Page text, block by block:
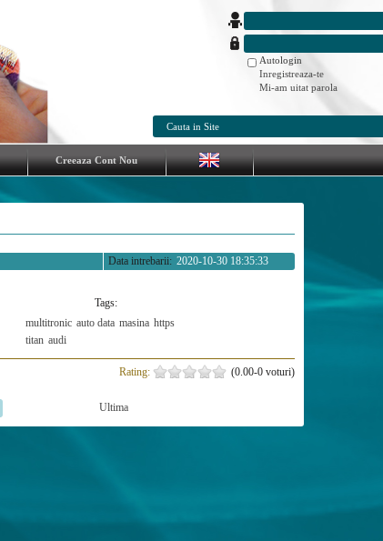
Autologin
Inregistreaza-te
Mi-am uitat parola
Creeaza Cont Nou
2020-10-30 18:35:33
Data intrebarii:
Tags:
multitronic auto data masina https
titan audi
(0.00-0 voturi)
Rating:
Ultima